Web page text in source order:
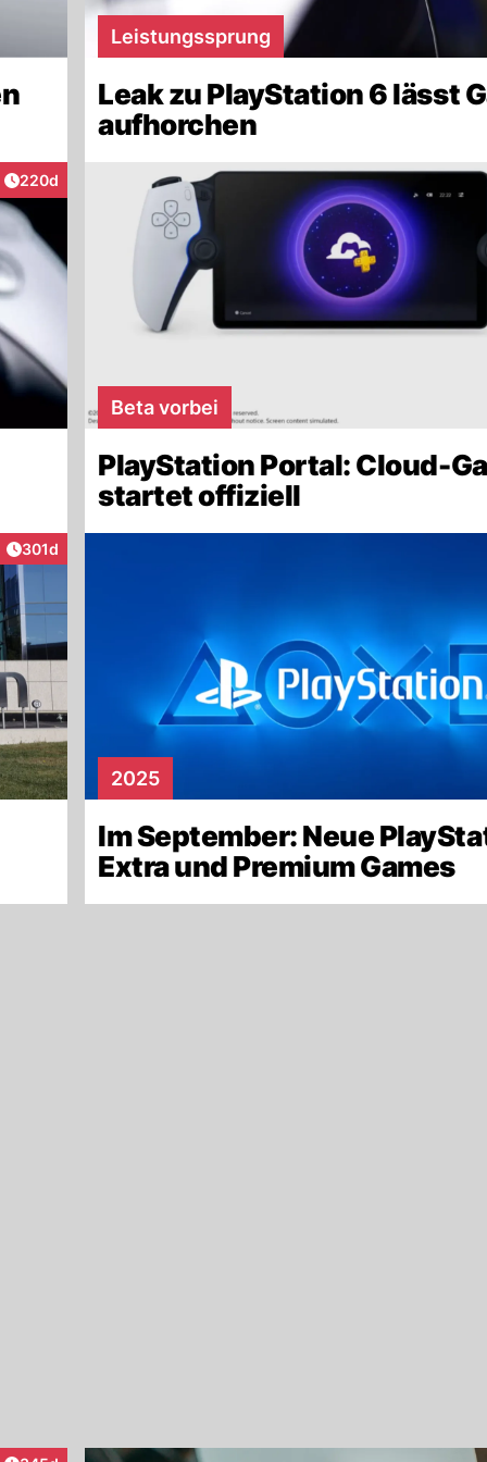
Leistungssprung
Leak zu PlayStation 6 lässt
aufhorchen
Artikel veröffentlicht:
220d
Beta vorbei
PlayStation Portal: Cloud-
startet offiziell
Artikel veröffentlicht:
301d
2025
Im September: Neue
Extra und Premium Games